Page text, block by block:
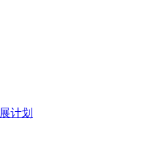
移动端爆款游戏
出大游戏
游戏
发
闻中心
计划